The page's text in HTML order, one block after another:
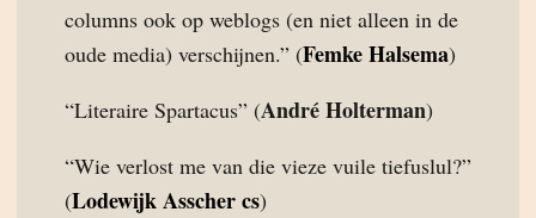
columns ook op weblogs (en niet alleen in de
oude media) verschijnen.” (Femke Halsema)
“Literaire Spartacus” (André Holterman)
“Wie verlost me van die vieze vuile tiefuslul?”
(Lodewijk Asscher cs)